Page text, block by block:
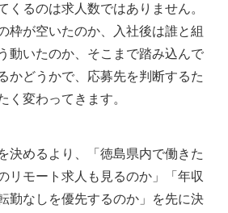
くるのは求人数ではありません。
枠が空いたのか、入社後は誰と組
動いたのか、そこまで踏み込んで
かどうかで、応募先を判断するた
く変わってきます。
決めるより、「徳島県内で働きた
リモート求人も見るのか」「年収
勤なしを優先するのか」を先に決